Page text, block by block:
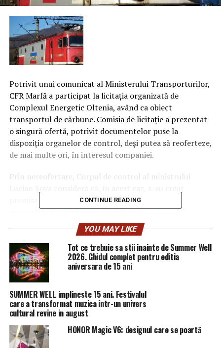
Potrivit unui comunicat al Ministerului Transporturilor,
CFR Marfă a participat la licitaţia organizată de
Complexul Energetic Oltenia, având ca obiect
transportul de cărbune. Comisia de licitaţie a prezentat
o singură ofertă, potrivit documentelor puse la
dispoziţia organelor de control, deşi putea să reoferteze,
de mai multe ori, în interesul companiei.
Prin nereofertare, Corpul de control al ministrului
premisele necesare adjudecării în favoarea
contracandidatului companiei de stat.
Corpul de Control a transmis organelor competente să
evalueze dacă această acţiune reprezintă un prejudiciu
pentru CFR Marfă, se precizează în comunicat.
„Având în vedere că raportul Corpului de control al
ministrului Transporturilor Lucian Şova a fost înaintat
organelor de cercetare, nu putem face publice mai
multe detalii din raport”, subliniază MT
RELATED TOPICS:
CONTINUE READING
YOU MAY LIKE
Tot ce trebuie sa stii inainte de Summer Well
2026. Ghidul complet pentru editia
aniversara de 15 ani
SUMMER WELL implineste 15 ani. Festivalul
care a transformat muzica intr-un univers
cultural revine in august
HONOR Magic V6: designul care se poartă